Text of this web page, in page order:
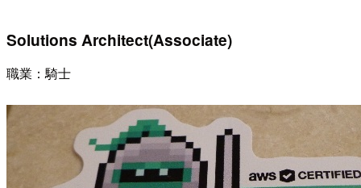
Solutions Architect(Associate)
職業：騎士